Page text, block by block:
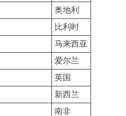
奥地利
比利时
马来西亚
爱尔兰
英国
新西兰
南非